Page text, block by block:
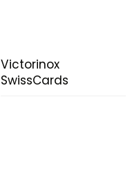
Victorinox
SwissCards